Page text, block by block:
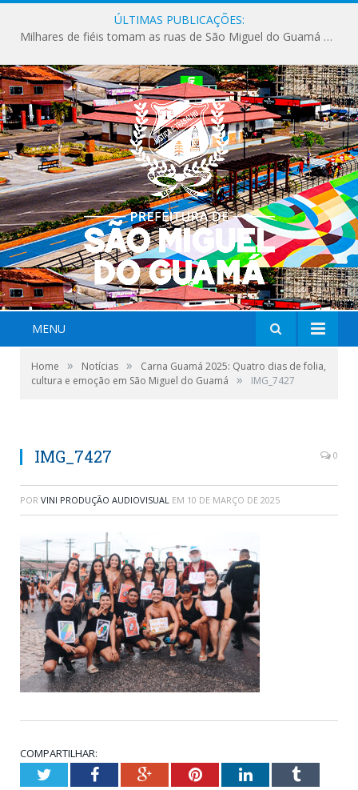
ÚLTIMAS PUBLICAÇÕES:
Milhares de fiéis tomam as ruas de São Miguel do Guamá em uma grande celebração de fé na Marcha para Jesus 2026.
MENU
Home » Notícias »
Carna Guamá 2025: Quatro dias de folia,
cultura e emoção em São Miguel do Guamá
» IMG_7427
IMG_7427 0
POR VINI PRODUÇÃO AUDIOVISUAL EM 10 DE MARÇO DE 2025
COMPARTILHAR:
TwitterFacebookGoogle+PinterestLinkedInTumblr